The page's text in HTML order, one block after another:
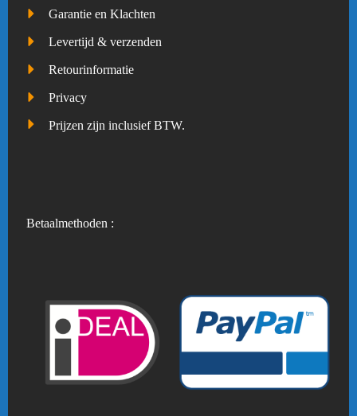
Garantie en Klachten
Levertijd & verzenden
Retourinformatie
Privacy
Prijzen zijn inclusief BTW.
Betaalmethoden :